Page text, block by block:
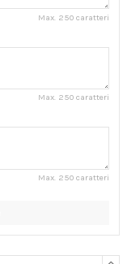
Max. 250 caratteri
Max. 250 caratteri
Max. 250 caratteri